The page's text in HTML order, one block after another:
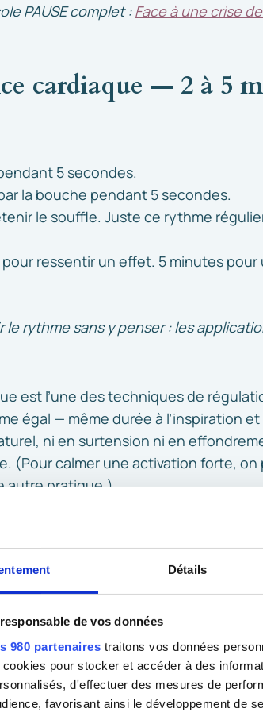
Détails
de vos données
980 partenaires traitons vos données
pour stocker et accéder à des
d'effectuer des mesures de
favorisant ainsi le développement de
PAUSE complet :Face à une crise
cardiaque — 2 à 5
5 secondes.
la bouche pendant 5 secondes.
le souffle. Juste ce rythme
ressentir un effet. 5 minutes pour
le rythme sans y penser : les
est l’une des techniques de
égal — même durée à l’inspiration
ni en surtension ni en
(Pour calmer une activation forte,
autre pratique.)
et mesurables : amélioration de la
régulière — idéalement 3 fois
réflexe des